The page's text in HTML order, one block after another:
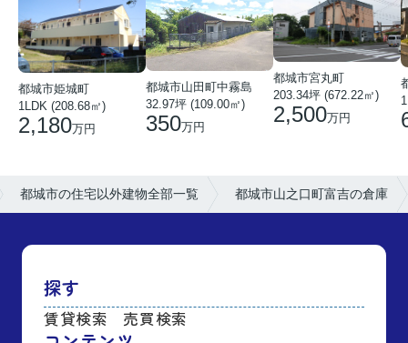
都城市姫城町
1LDK (208.68㎡)
2,180万円
都城市山田町中霧島
32.97坪 (109.00㎡)
350万円
都城市宮丸町
203.34坪 (672.22㎡)
2,500万円
都城市の住宅以外建物全部一覧 都城市山之口町富吉の倉庫
探す
賃貸検索 売買検索